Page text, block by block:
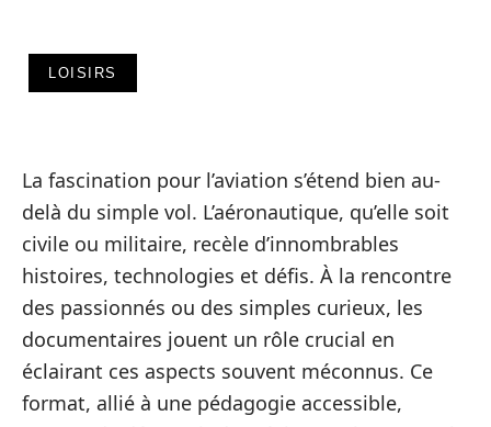
LOISIRS
La fascination pour l’aviation s’étend bien au-
delà du simple vol. L’aéronautique, qu’elle soit
civile ou militaire, recèle d’innombrables
histoires, technologies et défis. À la rencontre
des passionnés ou des simples curieux, les
documentaires jouent un rôle crucial en
éclairant ces aspects souvent méconnus. Ce
format, allié à une pédagogie accessible,